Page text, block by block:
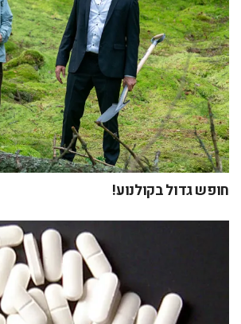
חופש גדול בקולנוע!